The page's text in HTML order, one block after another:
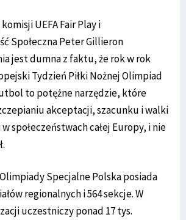
UEFA Fair Play i
Społeczna Peter Gillieron
jest dumna z faktu, że rok w rok
Tydzień Piłki Nożnej Olimpiad
to potężne narzędzie, które
akceptacji, szacunku i walki
społeczeństwach całej Europy, i nie
Specjalne Polska posiada
regionalnych i 564 sekcje. W
uczestniczy ponad 17 tys.